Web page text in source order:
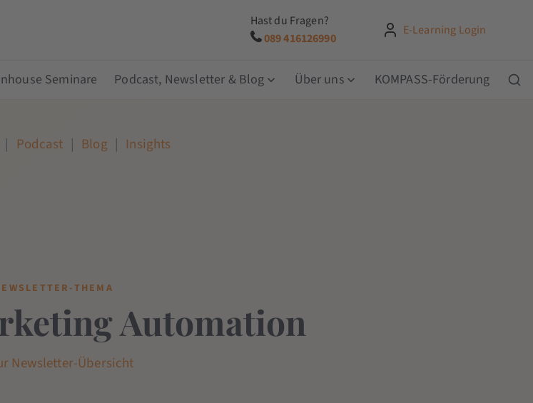
Hast du Fragen?
089 416126990
E-Learning Login
Seminare Podcast, Newsletter & Blog Über uns KOMPASS-Förderung
| Podcast | Blog | Insights
THEMA
Automation
Newsletter-Übersicht